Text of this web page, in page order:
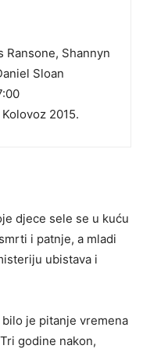
Ransone, Shannyn
Sloan
2015.
djece sele se u kuću
i patnje, a mladi
ubistava i
je pitanje vremena
godine nakon,